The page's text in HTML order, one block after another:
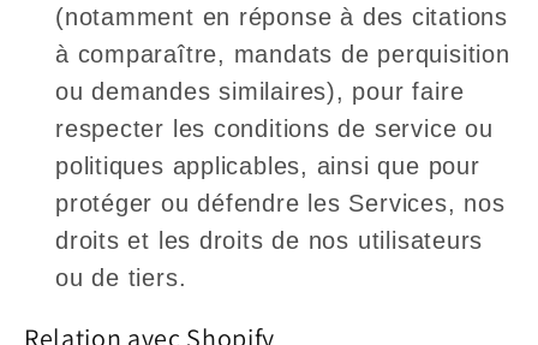
(notamment en réponse à des citations
à comparaître, mandats de perquisition
ou demandes similaires), pour faire
respecter les conditions de service ou
politiques applicables, ainsi que pour
protéger ou défendre les Services, nos
droits et les droits de nos utilisateurs
ou de tiers.
Relation avec Shopify